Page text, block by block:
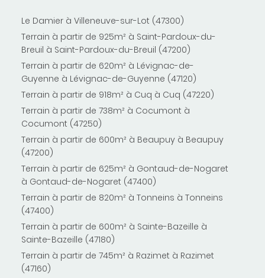
Le Damier à Villeneuve-sur-Lot (47300)
Terrain à partir de 925m² à Saint-Pardoux-du-
Breuil à Saint-Pardoux-du-Breuil (47200)
Terrain à partir de 620m² à Lévignac-de-
Guyenne à Lévignac-de-Guyenne (47120)
Terrain à partir de 918m² à Cuq à Cuq (47220)
Terrain à partir de 738m² à Cocumont à
Cocumont (47250)
Terrain à partir de 600m² à Beaupuy à Beaupuy
(47200)
Terrain à partir de 625m² à Gontaud-de-Nogaret
à Gontaud-de-Nogaret (47400)
Terrain à partir de 820m² à Tonneins à Tonneins
(47400)
Terrain à partir de 600m² à Sainte-Bazeille à
Sainte-Bazeille (47180)
Terrain à partir de 745m² à Razimet à Razimet
(47160)